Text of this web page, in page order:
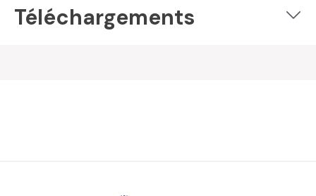
Téléchargements